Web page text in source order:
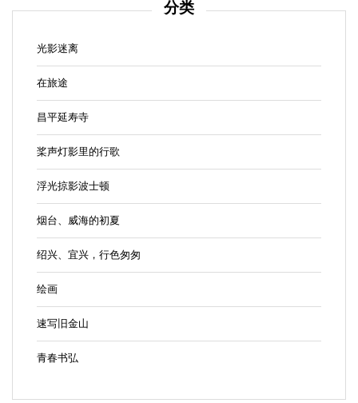
分类
光影迷离
在旅途
昌平延寿寺
桨声灯影里的行歌
浮光掠影波士顿
烟台、威海的初夏
绍兴、宜兴，行色匆匆
绘画
速写旧金山
青春书弘